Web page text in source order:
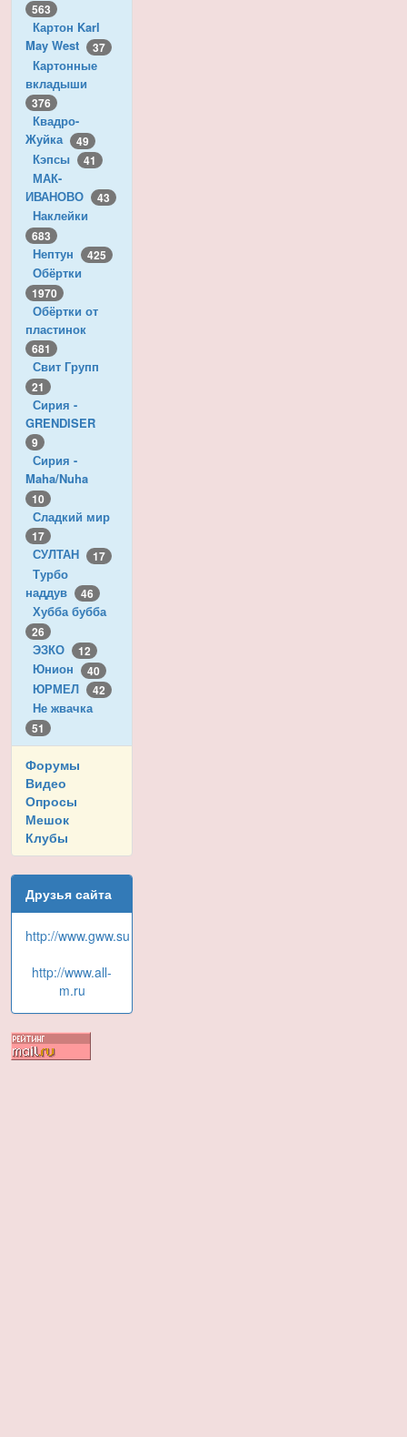
563
Картон Karl
May West
37
Картонные
вкладыши
376
Квадро-
Жуйка
49
Кэпсы 41
МАК-
ИВАНОВО
43
Наклейки
683
Нептун 425
Обёртки
1970
Обёртки от
пластинок
681
Свит Групп
21
Сирия -
GRENDISER
9
Сирия -
Maha/Nuha
10
Сладкий мир
17
СУЛТАН 17
Турбо
наддув
46
Хубба бубба
26
ЭЗКО 12
Юнион 40
ЮРМЕЛ 42
Не жвачка
51
Форумы
Видео
Опросы
Мешок
Клубы
Друзья сайта
http://www.gww.su
http://www.all-
m.ru